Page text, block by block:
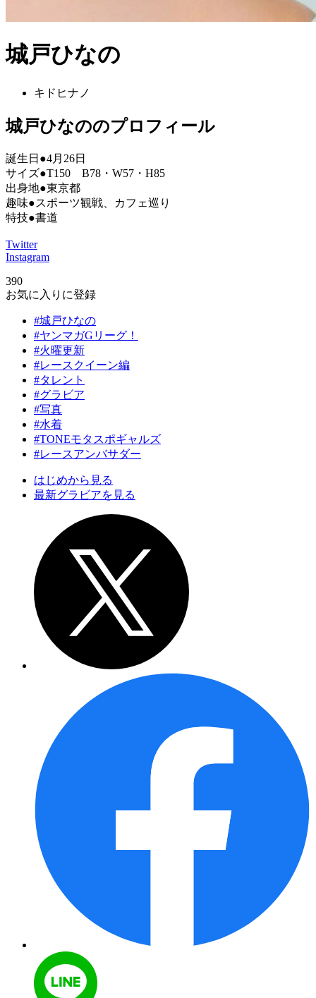
城戸ひなの
キドヒナノ
城戸ひなののプロフィール
誕生日●4月26日
サイズ●T150 B78・W57・H85
出身地●東京都
趣味●スポーツ観戦、カフェ巡り
特技●書道
Twitter
Instagram
390
お気に入りに登録
#城戸ひなの
#ヤンマガGリーグ！
#火曜更新
#レースクイーン編
#タレント
#グラビア
#写真
#水着
#TONEモタスポギャルズ
#レースアンバサダー
はじめから見る
最新グラビアを見る